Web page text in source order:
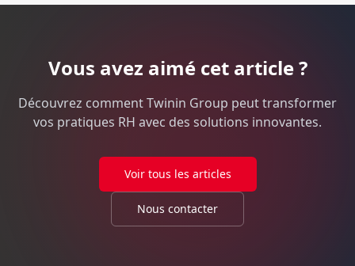
Vous avez aimé cet article ?
Découvrez comment Twinin Group peut transformer
vos pratiques RH avec des solutions innovantes.
Voir tous les articles
Nous contacter